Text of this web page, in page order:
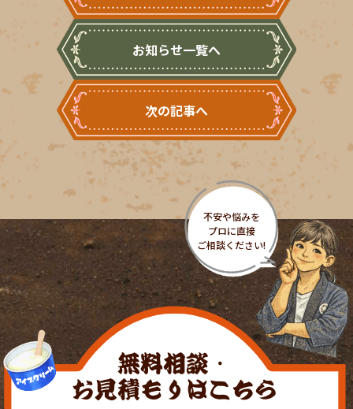
お知らせ一覧へ
次の記事へ
無料相談・
お見積もりはこちら